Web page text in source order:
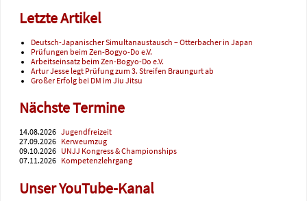
Letzte Artikel
Deutsch-Japanischer Simultanaustausch – Otterbacher in Japan
Prüfungen beim Zen-Bogyo-Do e.V.
Arbeitseinsatz beim Zen-Bogyo-Do e.V.
Artur Jesse legt Prüfung zum 3. Streifen Braungurt ab
Großer Erfolg bei DM im Jiu Jitsu
Nächste Termine
14.08.2026 Jugendfreizeit
27.09.2026 Kerweumzug
09.10.2026 UNJJ Kongress & Championships
07.11.2026 Kompetenzlehrgang
Unser YouTube-Kanal